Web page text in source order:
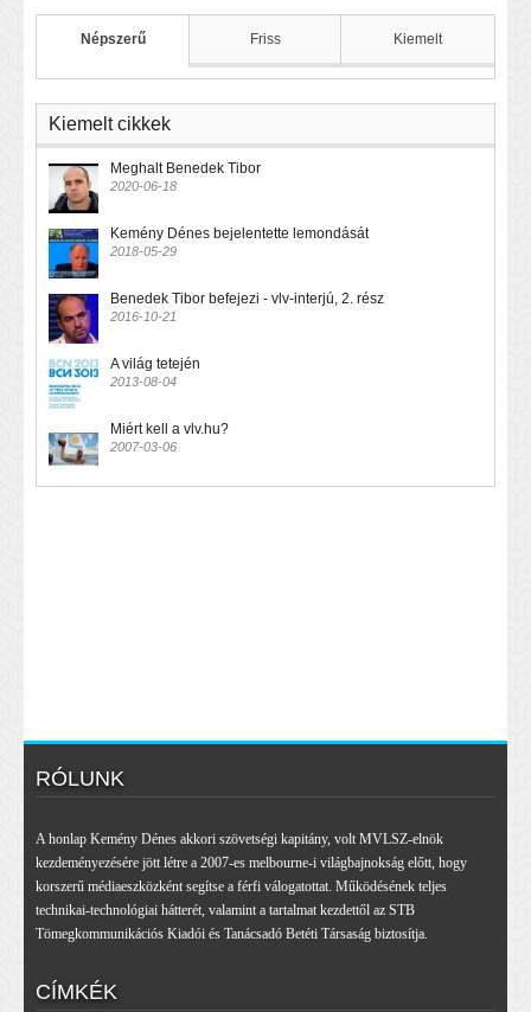
Népszerű Friss Kiemelt
Kiemelt cikkek
Meghalt Benedek Tibor
2020-06-18
Kemény Dénes bejelentette lemondását
2018-05-29
Benedek Tibor befejezi - vlv-interjú, 2. rész
2016-10-21
A világ tetején
2013-08-04
Miért kell a vlv.hu?
2007-03-06
RÓLUNK
A honlap Kemény Dénes akkori szövetségi kapitány, volt MVLSZ-elnök
kezdeményezésére jött létre a 2007-es melbourne-i világbajnokság előtt, hogy
korszerű médiaeszközként segítse a férfi válogatottat. Működésének teljes
technikai-technológiai hátterét, valamint a tartalmat kezdettől az STB
Tömegkommunikációs Kiadói és Tanácsadó Betéti Társaság biztosítja.
CÍMKÉK